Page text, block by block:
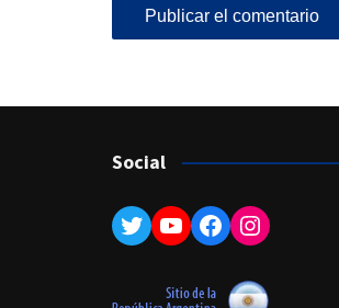
Social
Twitter
YouTube
Facebook
Instagram